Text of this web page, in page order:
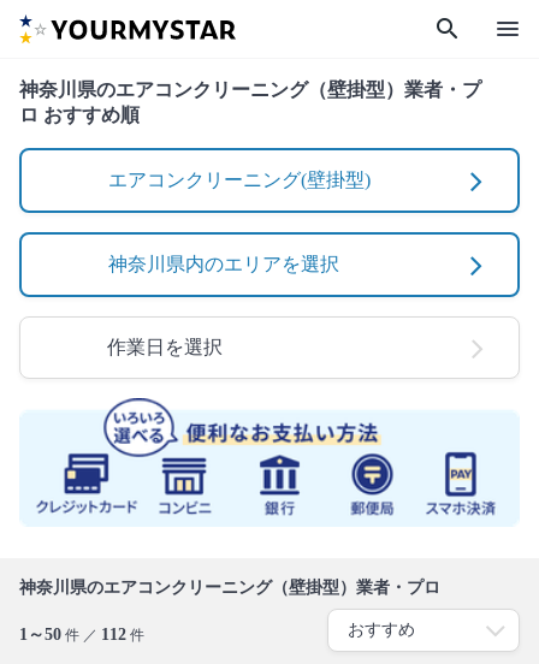
search menu
神奈川県のエアコンクリーニング（壁掛型）業者・プ
ロ おすすめ順
エアコンクリーニング(壁掛型)
神奈川県内のエリアを選択
作業日を選択
神奈川県のエアコンクリーニング（壁掛型）業者・プロ
1～50 件 ／ 112 件